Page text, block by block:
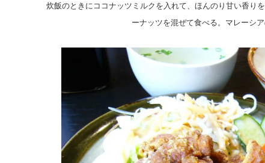
炊飯のときにココナッツミルクを入れて、ほんのり甘い香り
ーナッツを混ぜて食べる。マレーシ